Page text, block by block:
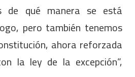
de qué manera se está
pero también tenemos
ahora reforzada
la ley de la excepción”,